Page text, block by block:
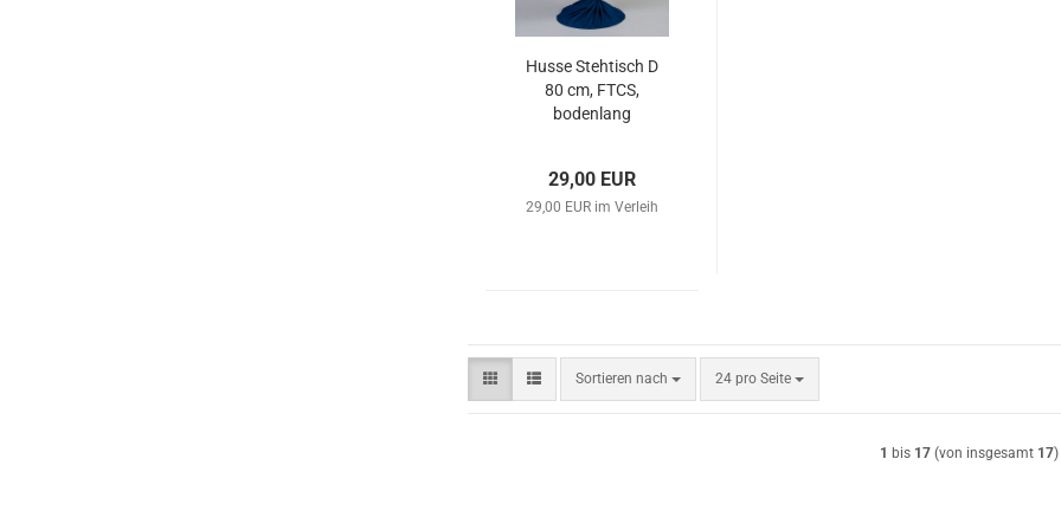
Husse Stehtisch D
80 cm, FTCS,
bodenlang
29,00 EUR
29,00 EUR im Verleih
Sortieren nach
Sortieren nach 24 pro Seite
pro Seite
1 bis 17(von insgesamt 17)